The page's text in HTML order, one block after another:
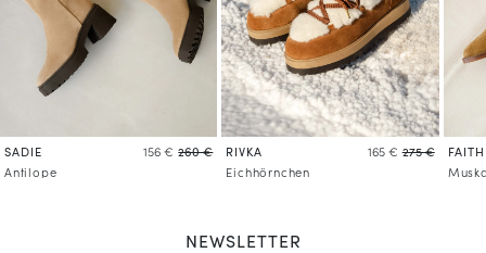
SADIE 156 € 260 €
Antilope
RIVKA 165 € 275 €
Eichhörnchen
FAITH
NEWSLETTER